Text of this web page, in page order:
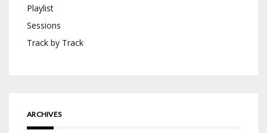
Playlist
Sessions
Track by Track
ARCHIVES